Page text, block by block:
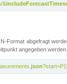
Format abgefragt
angegeben werden.
json